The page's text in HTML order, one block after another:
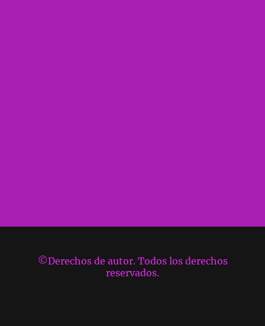
©Derechos de autor. Todos los derechos
reservados.